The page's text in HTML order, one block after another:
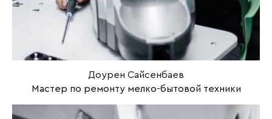
Доурен Сайсенбаев
Мастер по ремонту мелко-бытовой техники